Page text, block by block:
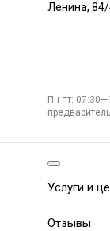
Ленина,
Пн-пт:
Услуги и
Отзывы